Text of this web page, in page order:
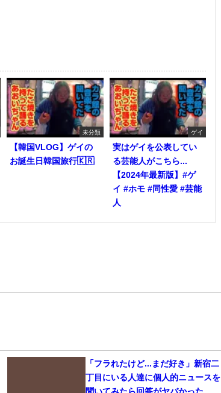
未分類
【韓国VLOG】ゲイの
お誕生日韓国旅行🇰🇷
ゲイ
実はゲイを公表してい
る芸能人がこちら...
【2024年最新版】#ゲ
イ #ホモ #同性愛 #芸能
人
「フラれたけど...まだ好き」新宿二
丁目にいる人達に個人的ニュースを